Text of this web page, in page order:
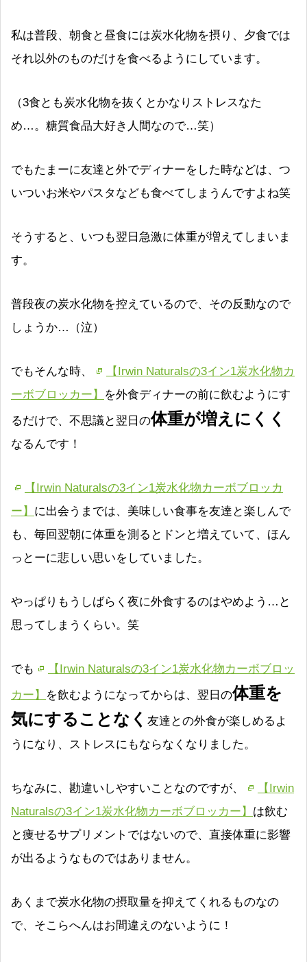
私は普段、朝食と昼食には炭水化物を摂り、夕食では
それ以外のものだけを食べるようにしています。
（3食とも炭水化物を抜くとかなりストレスなた
め…。糖質食品大好き人間なので…笑）
でもたまーに友達と外でディナーをした時などは、つ
いついお米やパスタなども食べてしまうんですよね笑
そうすると、いつも翌日急激に体重が増えてしまいま
す。
普段夜の炭水化物を控えているので、その反動なので
しょうか…（泣）
でもそんな時、
【Irwin Naturalsの3イン1炭水化物カ
ーボブロッカー】
を外食ディナーの前に飲むようにす
るだけで、不思議と翌日の体重が増えにくく
なるんです！
【Irwin Naturalsの3イン1炭水化物カーボブロッカ
ー】 に出会うまでは、美味しい食事を友達と楽しんで
も、毎回翌朝に体重を測るとドンと増えていて、ほん
っとーに悲しい思いをしていました。
やっぱりもうしばらく夜に外食するのはやめよう…と
思ってしまうくらい。笑
でも
【Irwin Naturalsの3イン1炭水化物カーボブロッ
カー】
を飲むようになってからは、翌日の体重を
気にすることなく 友達との外食が楽しめるよ
うになり、ストレスにもならなくなりました。
ちなみに、勘違いしやすいことなのですが、
【Irwin
Naturalsの3イン1炭水化物カーボブロッカー】 は飲む
と痩せるサプリメントではないので、直接体重に影響
が出るようなものではありません。
あくまで炭水化物の摂取量を抑えてくれるものなの
で、そこらへんはお間違えのないように！